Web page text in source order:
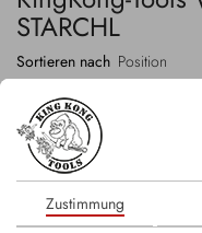
Zustimmung
STARCHL
Sortieren nach